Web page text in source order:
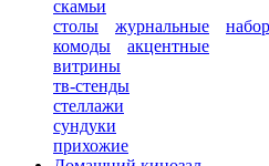
скамьи
столы
журнальные
комоды
акцентные
витрины
тв-стенды
стеллажи
сундуки
прихожие